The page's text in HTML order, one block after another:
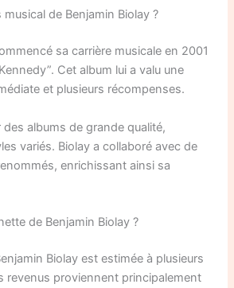
de Benjamin Biolay ?
sa carrière musicale en 2001
Cet album lui a valu une
et plusieurs récompenses.
albums de grande qualité,
variés. Biolay a collaboré avec de
enrichissant ainsi sa
de Benjamin Biolay ?
Biolay est estimée à plusieurs
revenus proviennent principalement